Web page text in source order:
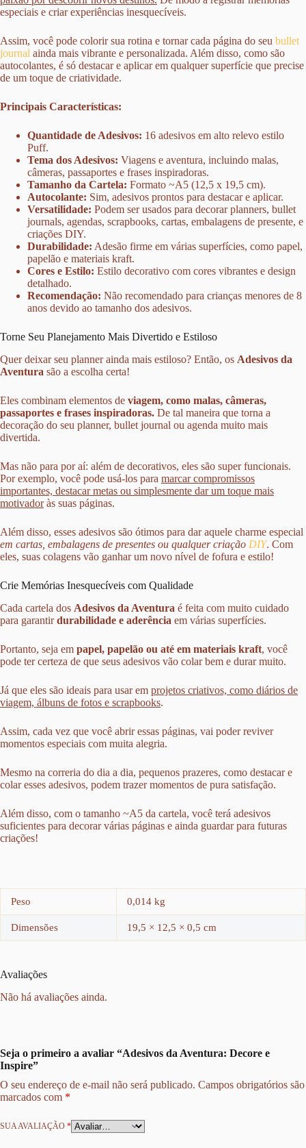
especiais e criar experiências inesquecíveis.
Assim, você pode colorir sua rotina e tornar cada página do seu bullet
journal ainda mais vibrante e personalizada. Além disso, como são
autocolantes, é só destacar e aplicar em qualquer superfície que precise
de um toque de criatividade.
Principais Características:
Quantidade de Adesivos: 16 adesivos em alto relevo estilo
Puff.
Tema dos Adesivos: Viagens e aventura, incluindo malas,
câmeras, passaportes e frases inspiradoras.
Tamanho da Cartela: Formato ~A5 (12,5 x 19,5 cm).
Autocolante: Sim, adesivos prontos para destacar e aplicar.
Versatilidade: Podem ser usados para decorar planners, bullet
journals, agendas, scrapbooks, cartas, embalagens de presente, e
criações DIY.
Durabilidade: Adesão firme em várias superfícies, como papel,
papelão e materiais kraft.
Cores e Estilo: Estilo decorativo com cores vibrantes e design
detalhado.
Recomendação: Não recomendado para crianças menores de 8
anos devido ao tamanho dos adesivos.
Torne Seu Planejamento Mais Divertido e Estiloso
Quer deixar seu planner ainda mais estiloso? Então, os Adesivos da
Aventura são a escolha certa!
Eles combinam elementos de viagem, como malas, câmeras,
passaportes e frases inspiradoras. De tal maneira que torna a
decoração do seu planner, bullet journal ou agenda muito mais
divertida.
Mas não para por aí: além de decorativos, eles são super funcionais.
Por exemplo, você pode usá-los para marcar compromissos
importantes, destacar metas ou simplesmente dar um toque mais
motivadoràs suas páginas.
Além disso, esses adesivos são ótimos para dar aquele charme especial
em cartas, embalagens de presentes ou qualquer criação DIY. Com
eles, suas colagens vão ganhar um novo nível de fofura e estilo!
Crie Memórias Inesquecíveis com Qualidade
Cada cartela dos Adesivos da Aventura é feita com muito cuidado
para garantirdurabilidade e aderência em várias superfícies.
Portanto, seja em papel, papelão ou até em materiais kraft, você
pode ter certeza de que seus adesivos vão colar bem e durar muito.
Já que eles são ideais para usar em projetos criativos, como diários de
viagem, álbuns de fotos e scrapbooks.
Assim, cada vez que você abrir essas páginas, vai poder reviver
momentos especiais com muita alegria.
Mesmo na correria do dia a dia, pequenos prazeres, como destacar e
colar esses adesivos, podem trazer momentos de pura satisfação.
Além disso, com o tamanho ~A5 da cartela, você terá adesivos
suficientes para decorar várias páginas e ainda guardar para futuras
criações!
Peso 0,014 kg
Dimensões 19,5 × 12,5 × 0,5 cm
Avaliações
Não há avaliações ainda.
Seja o primeiro a avaliar “Adesivos da Aventura: Decore e
Inspire”
O seu endereço de e-mail não será publicado. Campos obrigatórios são
marcados com *
SUA AVALIAÇÃO *